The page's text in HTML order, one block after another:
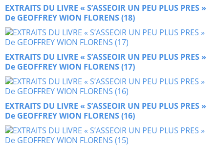
EXTRAITS DU LIVRE « S’ASSEOIR UN PEU PLUS PRES »
De GEOFFREY WION FLORENS (18)
EXTRAITS DU LIVRE « S’ASSEOIR UN PEU PLUS PRES »
De GEOFFREY WION FLORENS (17)
EXTRAITS DU LIVRE « S’ASSEOIR UN PEU PLUS PRES »
De GEOFFREY WION FLORENS (16)